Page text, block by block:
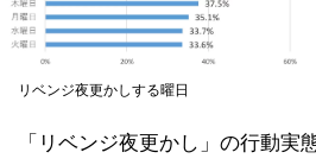
リベンジ夜更かしする曜日
「リベンジ夜更かし」の行動実